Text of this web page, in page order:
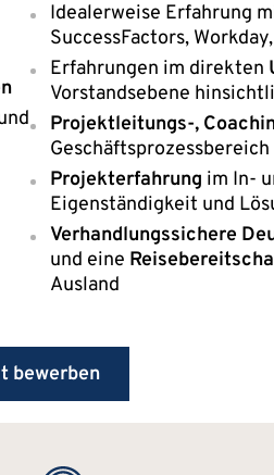
Idealerweise Erfahrung
SuccessFactors,
Erfahrungen im direkten
Vorstandsebene
Projektleitungs-,
Geschäftsprozessbereich
Projekterfahrung im In-
Eigenständigkeit und
Verhandlungssichere
und eine
Ausland
bewerben